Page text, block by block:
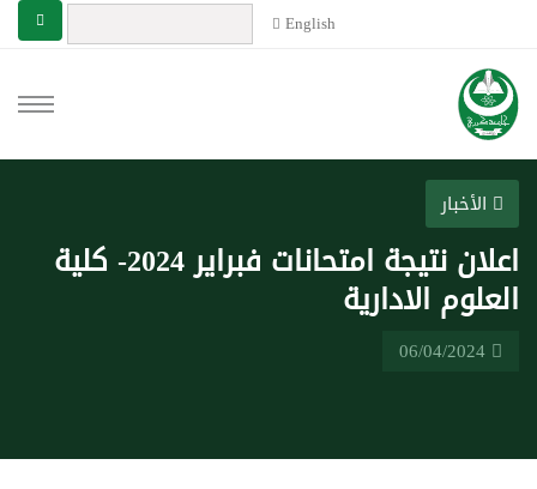
English
الأخبار
اعلان نتيجة امتحانات فبراير 2024- كلية
العلوم الادارية